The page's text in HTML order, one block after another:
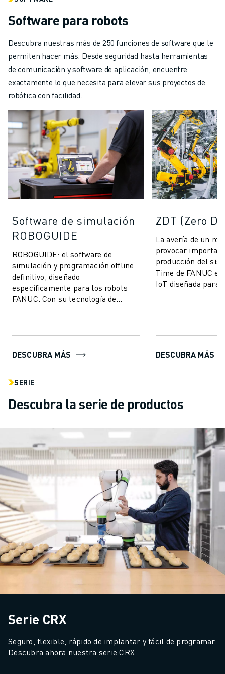
Software para robots
Descubra nuestras más de 250 funciones de software que le
permiten hacer más. Desde seguridad hasta herramientas
de comunicación y software de aplicación, encuentre
exactamente lo que necesita para elevar sus proyectos de
robótica con facilidad.
Software de simulación
ROBOGUIDE
ROBOGUIDE: el software de
simulación y programación offline
definitivo, diseñado
específicamente para los robots
FANUC. Con su tecnología de
DESCUBRA MÁS
ZDT (Zero
La avería de un
provocar
producción del
Time de FANUC
IoT diseñada para
DESCUBRA MÁS
SERIE
Descubra la serie de productos
Serie CRX
Seguro, flexible, rápido de implantar y fácil de programar.
Descubra ahora nuestra serie CRX.